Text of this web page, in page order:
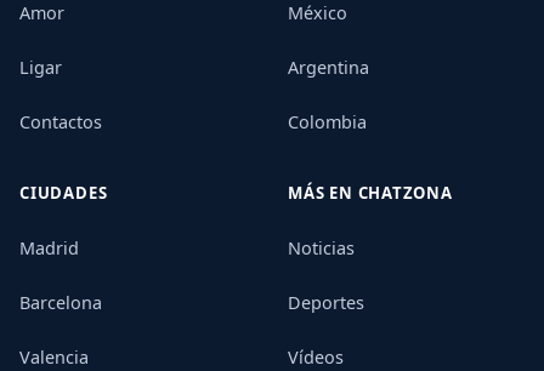
Amor
Ligar
Contactos
México
Argentina
Colombia
CIUDADES
Madrid
Barcelona
Valencia
MÁS EN CHATZONA
Noticias
Deportes
Vídeos